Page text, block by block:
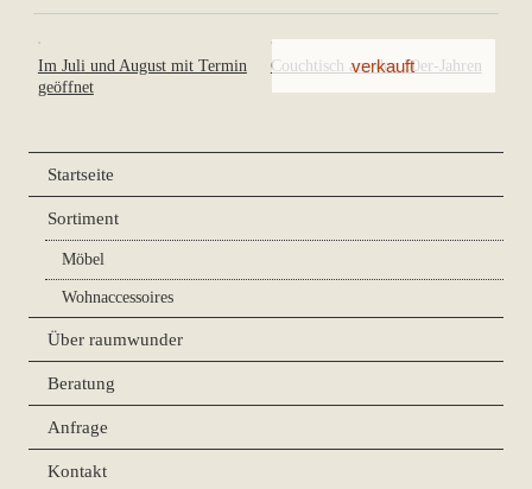
Im Juli und August mit Termin
geöffnet
Couchtisch aus den 50er-Jahren
Startseite
Sortiment
Möbel
Wohnaccessoires
Über raumwunder
Beratung
Anfrage
Kontakt